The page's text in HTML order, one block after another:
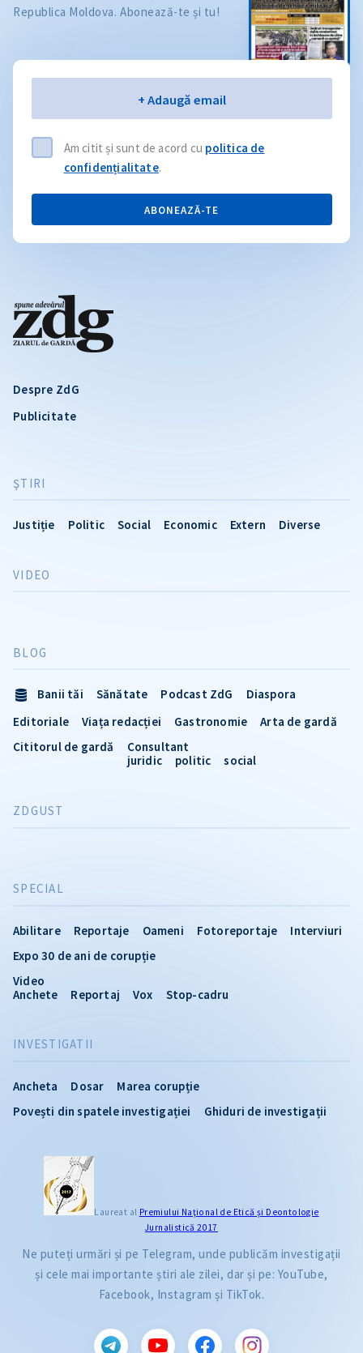
Despre ZdG
Publicitate
ŞTIRI
Justiție Politic Social Economic Extern Diverse
INVESTIGATII
Ancheta Dosar
Marea corupție
Povești din spatele investigației
Ghiduri de investigații
VIDEO
SPECIAL
Abilitare Reportaje Oameni Fotoreportaje
Interviuri
Expo 30 de ani de corupție
Video
Anchete
Reportaj Vox Stop-cadru
BLOG
Banii tăi Sănătate Podcast ZdG
Diaspora
Editoriale
Viața redacției Gastronomie
Arta de gardă
Cititorul de gardă
Consultant
juridic
politic social
ZDGUST
Republica Moldova. Abonează-te și tu!
+ Adaugă email
Am citit și sunt de acord cu politica de
confidențialitate.
ABONEAZĂ-TE
Laureat al Premiului Naţional de Etică și Deontologie
Jurnalistică 2017
Ne puteți urmări și pe Telegram, unde publicăm investigații
și cele mai importante știri ale zilei, dar și pe: YouTube,
Facebook, Instagram și TikTok.